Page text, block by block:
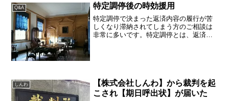
借金やクレジットカードを利用したこと
が無い方だと、債権回収会...
Q&A 特定調停後の時効援用
特定調停で決まった返済内容の履行が苦
しくなり滞納されてしまう方のご相談は
非常に多いです。特定調停とは、返済を
しんわ
【株式会社しんわ】から裁判を起
こされ【期日呼出状】が届いた